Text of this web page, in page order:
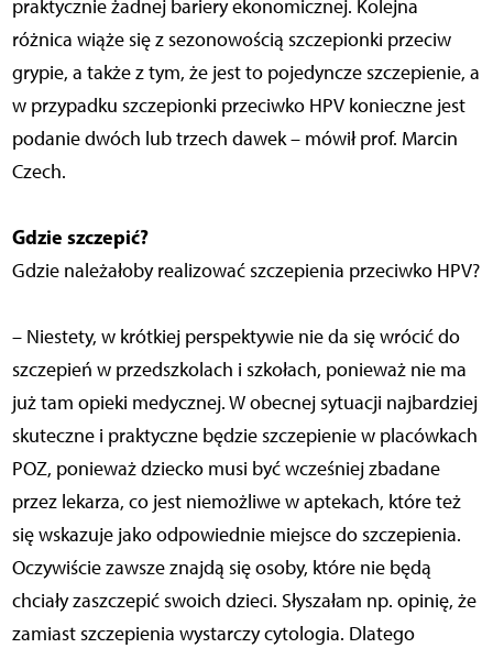
praktycznie żadnej bariery ekonomicznej. Kolejna
różnica wiąże się z sezonowością szczepionki przeciw
grypie, a także z tym, że jest to pojedyncze szczepienie, a
w przypadku szczepionki przeciwko HPV konieczne jest
podanie dwóch lub trzech dawek – mówił prof. Marcin
Czech.
Gdzie szczepić?
Gdzie należałoby realizować szczepienia przeciwko HPV?
– Niestety, w krótkiej perspektywie nie da się wrócić do
szczepień w przedszkolach i szkołach, ponieważ nie ma
już tam opieki medycznej. W obecnej sytuacji najbardziej
skuteczne i praktyczne będzie szczepienie w placówkach
POZ, ponieważ dziecko musi być wcześniej zbadane
przez lekarza, co jest niemożliwe w aptekach, które też
się wskazuje jako odpowiednie miejsce do szczepienia.
Oczywiście zawsze znajdą się osoby, które nie będą
chciały zaszczepić swoich dzieci. Słyszałam np. opinię, że
zamiast szczepienia wystarczy cytologia. Dlatego